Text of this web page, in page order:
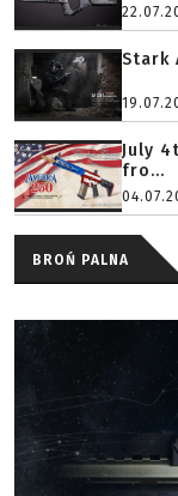
Stark
July
fro...
BROŃ PALNA